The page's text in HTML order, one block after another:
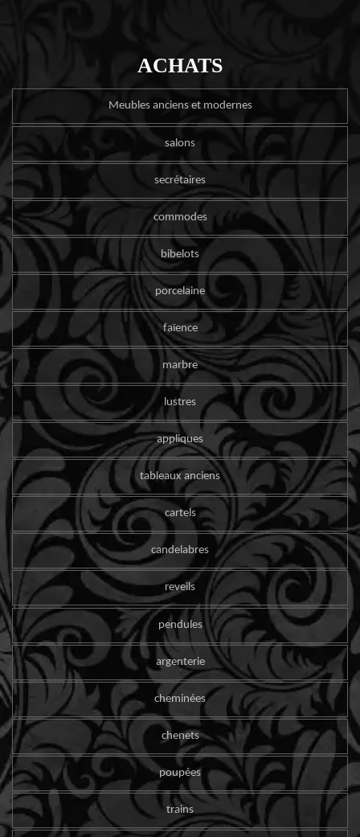
ACHATS
Meubles anciens et modernes
salons
secrétaires
commodes
bibelots
porcelaine
faïence
marbre
lustres
appliques
tableaux anciens
cartels
candelabres
reveils
pendules
argenterie
cheminées
chenets
poupées
trains